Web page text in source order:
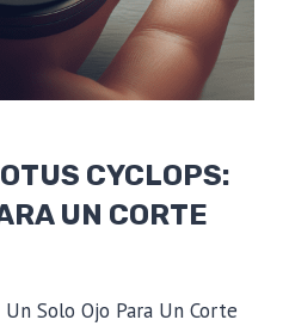
CYCLOPS:
UN CORTE
Solo Ojo Para Un Corte